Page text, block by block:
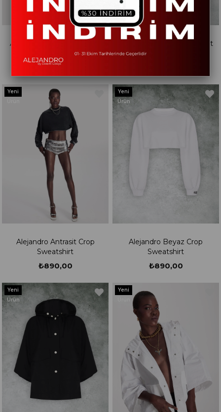
Alejandro Siyah Crop Tshirt
₺540,00
Alejandro Beyaz Crop Tshirt
Alejandro Antrasit Crop
Sweatshirt
₺890,00
Yeni
Alejandro Beyaz Crop
Sweatshirt
₺890,00
Yeni
Ürün
Yeni
Ürün
Yeni